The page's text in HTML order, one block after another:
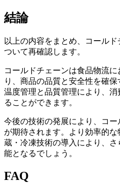
結論
以上の内容をまとめ、コール
ついて再確認します。
コールドチェーンは食品物流
り、商品の品質と安全性を確
温度管理と品質管理により、
ることができます。
今後の技術の発展により、コ
が期待されます。より効率的
蔵・冷凍技術の導入により、
能となるでしょう。
FAQ